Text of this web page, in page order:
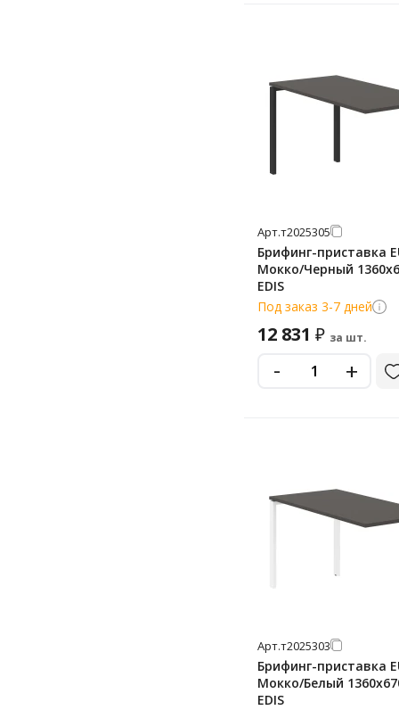
Арт.т2025305
Брифинг-приставка
Мокко/Черный
EDIS
Под заказ 3-7 дней
12 831 ₽ за шт.
- +
Арт.т2025303
Брифинг-приставка
Мокко/Белый
EDIS